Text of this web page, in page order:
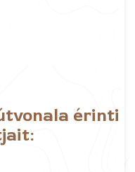
érinti